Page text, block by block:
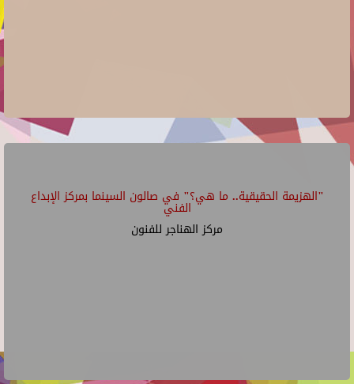
"الهزيمة الحقيقية.. ما هي؟" في صالون السينما بمركز الإبداع
الفني
مركز الهناجر للفنون